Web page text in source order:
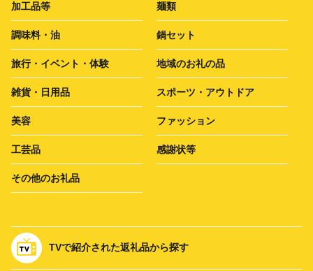
加工品等 麺類
調味料・油 鍋セット
旅行・イベント・体験 地域のお礼の品
雑貨・日用品 スポーツ・アウトドア
美容 ファッション
工芸品 感謝状等
その他のお礼品
TVで紹介された返礼品から探す